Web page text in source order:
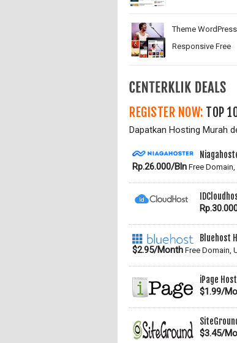
Theme
Responsive Free
REGISTER NOW: TOP
Dapatkan Hosting Murah
Rp.26.000/Bln Free
Bluehost
$2.95/Month Free Domain,
iPage
$1.99/
$3.45/